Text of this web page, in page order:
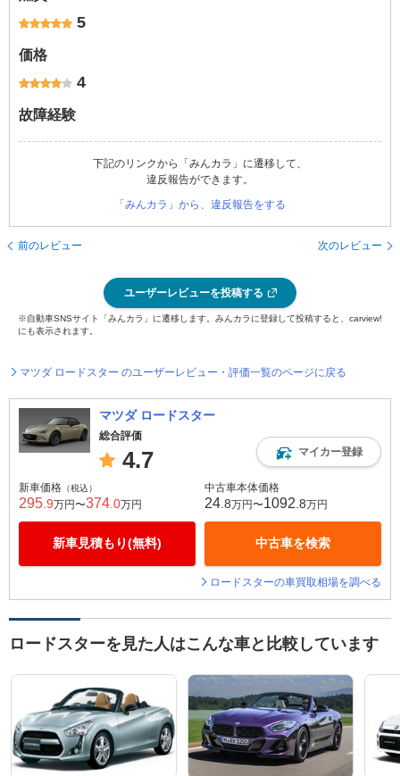
5
価格
4
故障経験
下記のリンクから「みんカラ」に遷移して、
違反報告ができます。
「みんカラ」から、違反報告をする
前のレビュー 次のレビュー
ユーザーレビューを投稿する
※自動車SNSサイト「みんカラ」に遷移します。みんカラに登録して投稿すると、carview!
にも表示されます。
マツダ ロードスター のユーザーレビュー・評価一覧のページに戻る
マツダ ロードスター
総合評価
4.7 マイカー登録
新車価格 （税込）
295 .9万円〜374 .0万円
新車見積もり(無料)
中古車本体価格
24 .8万円〜1092 .8万円
中古車を検索
ロードスターの車買取相場を調べる
ロードスターを見た人はこんな車と比較しています